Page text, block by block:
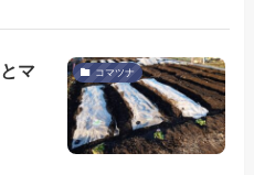
コマツナ
マ